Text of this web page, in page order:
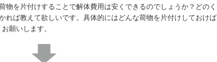
物を片付けすることで解体費用は安くできるのでしょうか？どのく
れば教えて欲しいです。具体的にはどんな荷物を片付けしておけば
願いします。